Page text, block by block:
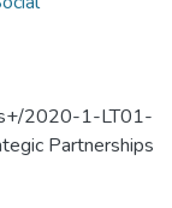
2020-1-LT01-
Partnerships